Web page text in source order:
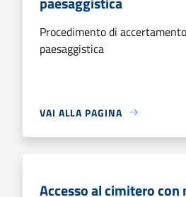
Procedimento di
paesaggistica
VAI ALLA PAGINA
Accesso al cimitero con